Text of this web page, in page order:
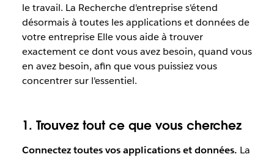
le travail. La Recherche d'entreprise s'étend
désormais à toutes les applications et données de
votre entreprise Elle vous aide à trouver
exactement ce dont vous avez besoin, quand vous
en avez besoin, afin que vous puissiez vous
concentrer sur l'essentiel.
1. Trouvez tout ce que vous cherchez
Connectez toutes vos applications et données. La